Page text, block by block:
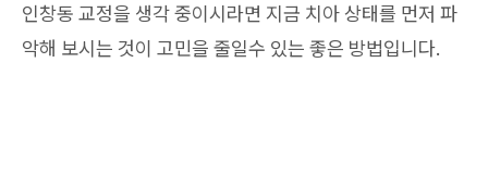
인창동 교정을 생각 중이시라면 지금 치아 상태를 먼저 파
악해 보시는 것이 고민을 줄일수 있는 좋은 방법입니다.